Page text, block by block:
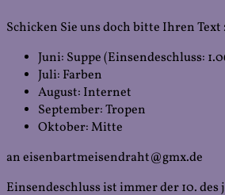
Schicken Sie uns doch bitte Ihren Text
Juni: Suppe (Einsendeschluss:
Juli: Farben
August: Internet
September: Tropen
Oktober: Mitte
an eisenbartmeisendraht@gmx.de
Einsendeschluss ist immer der 10.